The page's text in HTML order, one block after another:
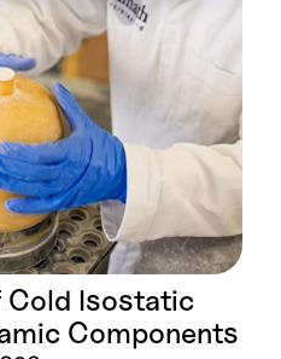
Cold Isostatic
Components